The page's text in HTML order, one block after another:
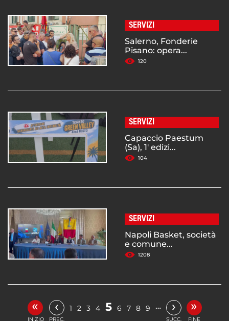
SERVIZI
Salerno, Fonderie
Pisano: opera...
120
SERVIZI
Capaccio Paestum
(Sa), 1' edizi...
104
SERVIZI
Napoli Basket, società
e comune...
1208
«
INIZIO
‹
PREC.
1 2 3 4 5 6 7 8 9 … ›
SUCC.
»
FINE